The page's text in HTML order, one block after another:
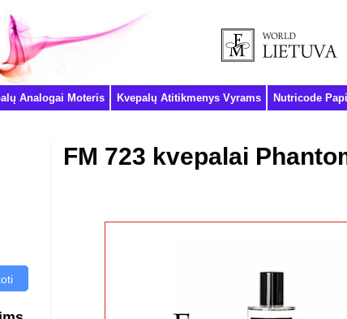
Analogai Moteris Kvepalų Atitikmenys Vyrams Nutricode
FM 723 kvepalai